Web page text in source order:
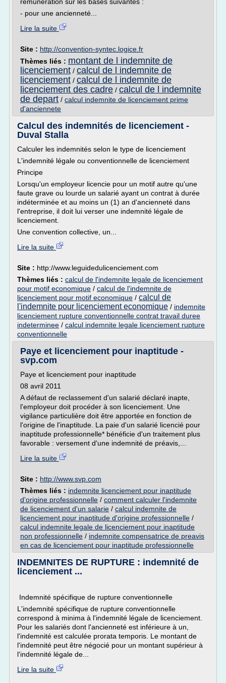
- pour une ancienneté...
Lire la suite
Site : http://convention-syntec.logice.fr
Thèmes liés : montant de l indemnite de
licenciement / calcul de l indemnite de
licenciement / calcul de l indemnite de
licenciement des cadre / calcul de l indemnite
de depart / calcul indemnite de licenciement prime
d'anciennete
Calcul des indemnités de licenciement -
Duval Stalla
Calculer les indemnités selon le type de licenciement
L'indemnité légale ou conventionnelle de licenciement
Principe
Lorsqu'un employeur licencie pour un motif autre qu'une
faute grave ou lourde un salarié ayant un contrat à durée
indéterminée et au moins un (1) an d'ancienneté dans
l'entreprise, il doit lui verser une indemnité légale de
licenciement.
Une convention collective, un...
Lire la suite
Site : http://www.leguidedulicenciement.com
Thèmes liés : calcul de l'indemnite legale de licenciement
pour motif economique / calcul de l'indemnite de
licenciement pour motif economique / calcul de
l'indemnite pour licenciement economique / indemnite
licenciement rupture conventionnelle contrat travail duree
indeterminee / calcul indemnite legale licenciement rupture
conventionnelle
Paye et licenciement pour inaptitude -
svp.com
Paye et licenciement pour inaptitude
08 avril 2011
A défaut de reclassement d'un salarié déclaré inapte,
l'employeur doit procéder à son licenciement. Une
vigilance particulière doit être apportée en fonction de
l'origine de l'inaptitude. La paie d'un salarié licencié pour
inaptitude professionnelle* bénéficie d'un traitement plus
favorable : versement d'une indemnité de préavis,...
Lire la suite
Site : http://www.svp.com
Thèmes liés : indemnite licenciement pour inaptitude
d'origine professionnelle / comment calculer l'indemnite
de licenciement d'un salarie / calcul indemnite de
licenciement pour inaptitude d'origine professionnelle /
calcul indemnite legale de licenciement pour inaptitude
non professionnelle / indemnite compensatrice de preavis
en cas de licenciement pour inaptitude professionnelle
INDEMNITES DE RUPTURE : indemnité de
licenciement ...
Indemnité spécifique de rupture conventionnelle
L'indemnité spécifique de rupture conventionnelle
correspond à minima à l'indemnité légale de licenciement.
Pour les salariés dont l'ancienneté est inférieure à un,
l'indemnité est calculée prorata temporis. Le montant de
l'indemnité peut être négocié pour un montant supérieur à
l'indemnité légale de...
Lire la suite